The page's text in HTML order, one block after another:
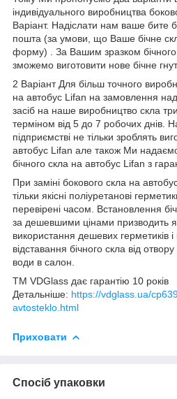
індивідуального виробництва
Варіант. Надіслати нам ваше бите
пошта (за умови, що Ваше бічне
форму) . За Вашим зразком
зможемо виготовити нове бічне
2 Варіант Для більш точного
на автобус Lifan на замовлення
засіб на наше виробництво скла
терміном від 5 до 7 робочих днів.
підприємстві не тільки зроблять
автобус Lifan але також Ми надаємо
бічного скла на автобус Lifan з
При заміні бокового скла на
тільки якісні поліуретанові
перевірені часом. Встановлення
за дешевшими цінами призводить
використання дешевих герметиків і
відставання бічного скла від
води в салон.
TM VDGlass дає гарантію 10 років
Детальніше: https://vdglass.ua/
avtosteklo.html
Приховати
Спосіб упаковки